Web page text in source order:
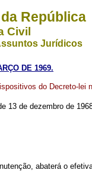
República
Civil
Jurídicos
DE 1969.
do Decreto-lei
13 de dezembro de
abaterá o